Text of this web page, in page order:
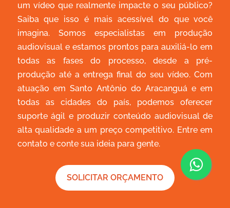
um vídeo que realmente impacte o seu público?
Saiba que isso é mais acessível do que você
imagina. Somos especialistas em produção
audiovisual e estamos prontos para auxiliá-lo em
todas as fases do processo, desde a pré-
produção até a entrega final do seu vídeo. Com
atuação em Santo Antônio do Aracanguá e em
todas as cidades do país, podemos oferecer
suporte ágil e produzir conteúdo audiovisual de
alta qualidade a um preço competitivo. Entre em
contato e conte sua ideia para gente.
SOLICITAR ORÇAMENTO